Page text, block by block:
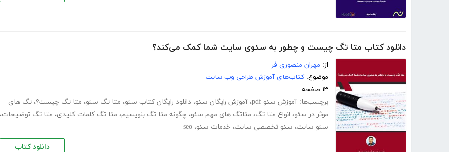
دانلود کتاب متا تگ چیست و چطور به سئوی سایت شما کمک می‌کند؟
از: مهران منصوری فر
موضوع: کتاب‌های آموزش طراحی وب سایت
۱۳ صفحه
برچسب‌ها: آموزش سئو pdf ، آموزش رایگان سئو، دانلود رایگان کتاب سئو، متا تگ سئو، متا تگ چیست؟، تگ های
موثر در سئو، انواع متا تگ، متاتگ های مهم سئو، چگونه متا تگ بنویسیم، متا تگ کلمات کلیدی، متا تگ توضیحات،
سئو سایت، سئو تخصصی سایت، خدمات سئو، seo
دانلود کتاب